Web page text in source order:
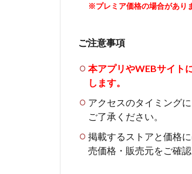
※プレミア価格の場合があり
ご注意事項
本アプリやWEBサイト
します。
アクセスのタイミング
ご了承ください。
掲載するストアと価格
売価格・販売元をご確認